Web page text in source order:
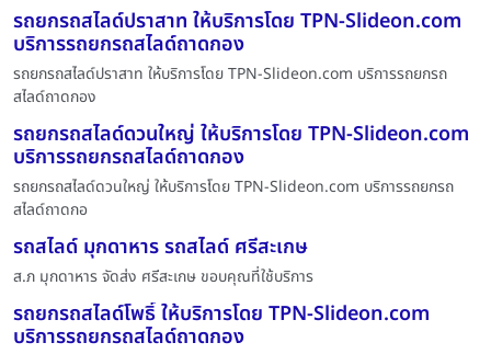
รถยกรถสไลด์ปราสาท ให้บริการโดย TPN-Slideon.com
บริการรถยกรถสไลด์ถาดกอง
รถยกรถสไลด์ปราสาท ให้บริการโดย TPN-Slideon.com บริการรถยกรถ
สไลด์ถาดกอง
รถยกรถสไลด์ดวนใหญ่ ให้บริการโดย TPN-Slideon.com
บริการรถยกรถสไลด์ถาดกอง
รถยกรถสไลด์ดวนใหญ่ ให้บริการโดย TPN-Slideon.com บริการรถยกรถ
สไลด์ถาดกอ
รถสไลด์ มุกดาหาร รถสไลด์ ศรีสะเกษ
ส.ภ มุกดาหาร จัดส่ง ศรีสะเกษ ขอบคุณที่ใช้บริการ
รถยกรถสไลด์โพธิ์ ให้บริการโดย TPN-Slideon.com
บริการรถยกรถสไลด์ถาดกอง